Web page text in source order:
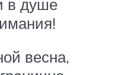
в душе
весна,